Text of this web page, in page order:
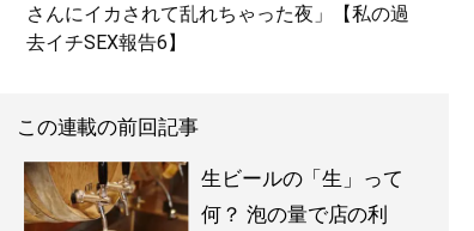
さんにイカされて乱れちゃった夜」【私の過
去イチSEX報告6】
この連載の前回記事
生ビールの「生」って
何？ 泡の量で店の利